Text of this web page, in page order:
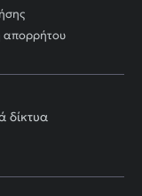
απορρήτου
δίκτυα